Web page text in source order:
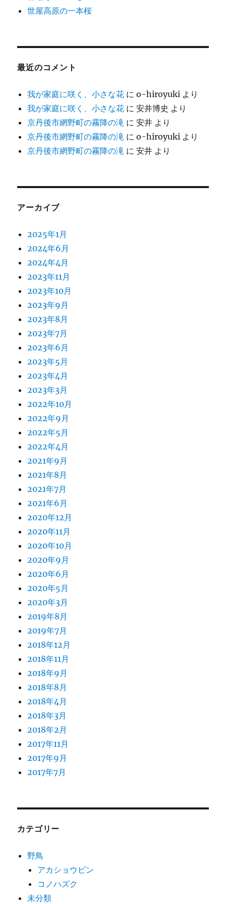
世屋高原の一本桜
最近のコメント
我が家庭に咲く、小さな花 にo-hiroyuki より
我が家庭に咲く、小さな花 に安井博史 より
京丹後市網野町の霧降の滝 に安井 より
京丹後市網野町の霧降の滝 にo-hiroyuki より
京丹後市網野町の霧降の滝 に安井 より
アーカイブ
2025年1月
2024年6月
2024年4月
2023年11月
2023年10月
2023年9月
2023年8月
2023年7月
2023年6月
2023年5月
2023年4月
2023年3月
2022年10月
2022年9月
2022年5月
2022年4月
2021年9月
2021年8月
2021年7月
2021年6月
2020年12月
2020年11月
2020年10月
2020年9月
2020年6月
2020年5月
2020年3月
2019年8月
2019年7月
2018年12月
2018年11月
2018年9月
2018年8月
2018年4月
2018年3月
2018年2月
2017年11月
2017年9月
2017年7月
カテゴリー
野鳥
アカショウビン
コノハズク
未分類